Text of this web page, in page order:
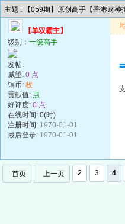
主题 : 【059期】原创高手【香港财神
【单双霸主】
级别： 一级高手
发帖:
威望: 0 点
铜币: 枚
贡献值: 点
好评度: 0 点
在线时间: 0(时)
注册时间: 1970-01-01
最后登录: 1970-01-01
首页 上一页 2 3 4